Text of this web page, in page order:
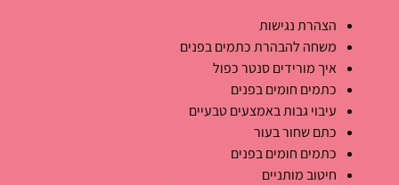
הצהרת נגישות
משחה להבהרת כתמים בפנים
איך מורידים סנטר כפול
כתמים חומים בפנים
עיבוי גבות באמצעים טבעיים
כתם שחור בעור
כתמים חומים בפנים
חיטוב מותניים